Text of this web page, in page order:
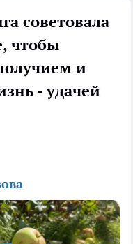
советовала
чтобы
и
- удачей